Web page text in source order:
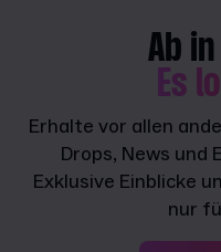
Ab
Es
Erhalte vor allen
Drops, News und
Exklusive Einblicke
nur